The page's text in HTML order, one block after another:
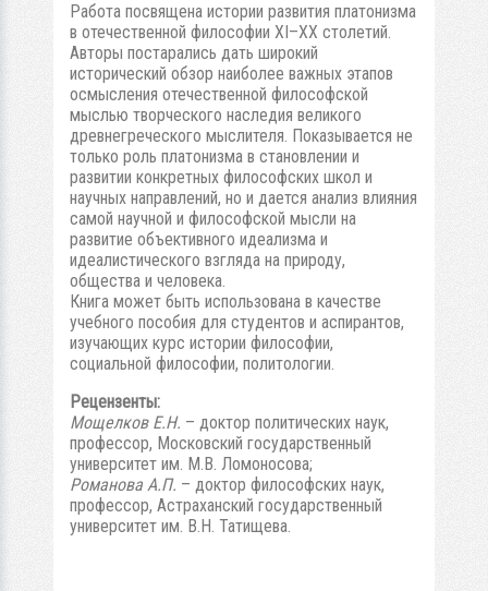
Работа посвящена истории развития платонизма
в отечественной философии XI–XХ столетий.
Авторы постарались дать широкий
исторический обзор наиболее важных этапов
осмысления отечественной философской
мыслью творческого наследия великого
древнегреческого мыслителя. Показывается не
только роль платонизма в становлении и
развитии конкретных философских школ и
научных направлений, но и дается анализ влияния
самой научной и философской мысли на
развитие объективного идеализма и
идеалистического взгляда на природу,
общества и человека.
Книга может быть использована в качестве
учебного пособия для студентов и аспирантов,
изучающих курс истории философии,
социальной философии, политологии.
Рецензенты:
Мощелков Е.Н. – доктор политических наук,
профессор, Московский государственный
университет им. М.В. Ломоносова;
Романова А.П. – доктор философских наук,
профессор, Астраханский государственный
университет им. В.Н. Татищева.